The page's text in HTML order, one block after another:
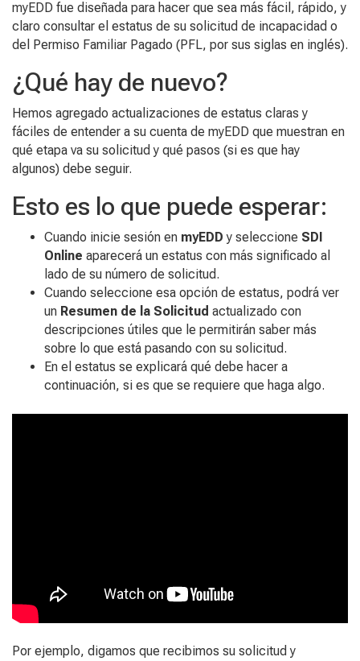
myEDD fue diseñada para hacer que sea más fácil, rápido, y
claro consultar el estatus de su solicitud de incapacidad o
del Permiso Familiar Pagado (PFL, por sus siglas en inglés).
¿Qué hay de nuevo?
Hemos agregado actualizaciones de estatus claras y
fáciles de entender a su cuenta de myEDD que muestran en
qué etapa va su solicitud y qué pasos (si es que hay
algunos) debe seguir.
Esto es lo que puede esperar:
Cuando inicie sesión en myEDD y seleccione SDI
Online aparecerá un estatus con más significado al
lado de su número de solicitud.
Cuando seleccione esa opción de estatus, podrá ver
un Resumen de la Solicitud actualizado con
descripciones útiles que le permitirán saber más
sobre lo que está pasando con su solicitud.
En el estatus se explicará qué debe hacer a
continuación, si es que se requiere que haga algo.
Por ejemplo, digamos que recibimos su solicitud y